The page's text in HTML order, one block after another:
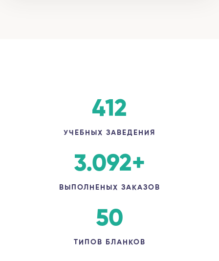
412
УЧЕБНЫХ ЗАВЕДЕНИЯ
3.092+
ВЫПОЛНЕНЫХ ЗАКАЗОВ
50
ТИПОВ БЛАНКОВ